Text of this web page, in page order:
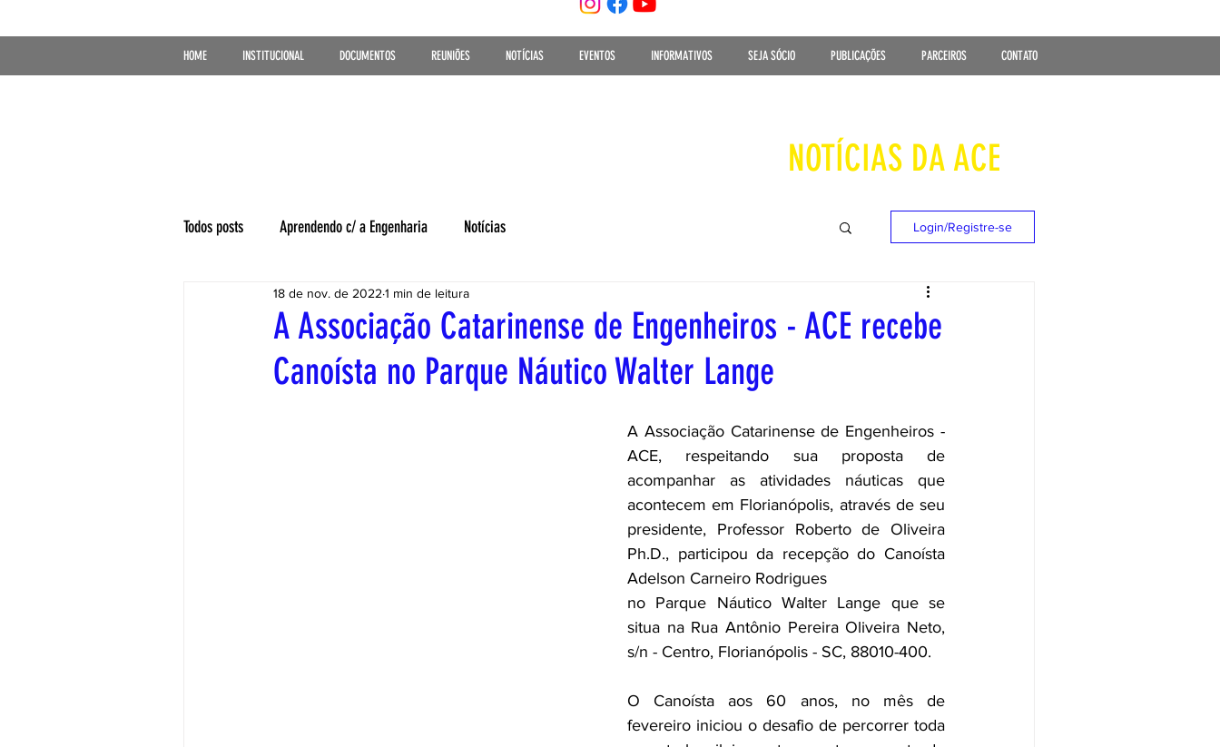
HOME INSTITUCIONAL DOCUMENTOS REUNIÕES NOTÍCIAS EVENTOS INFORMATIVOS SEJA SÓCIO PUBLICAÇÕES PARCEIROS CONTATO
NOTÍCIAS DA ACE
Todos posts Aprendendo c/ a Engenharia Notícias Login/Registre-se
A Associação Catarinense de Engenheiros - ACE recebe
Canoísta no Parque Náutico Walter Lange
18 de nov. de 2022 1 min de leitura
A Associação Catarinense de Engenheiros -
ACE, respeitando sua proposta de
acompanhar as atividades náuticas que
acontecem em Florianópolis, através de seu
presidente, Professor Roberto de Oliveira
Ph.D., participou da recepção do Canoísta
Adelson Carneiro Rodrigues
no Parque Náutico Walter Lange que se
situa na Rua Antônio Pereira Oliveira Neto,
s/n - Centro, Florianópolis - SC, 88010-400.
O Canoísta aos 60 anos, no mês de
fevereiro iniciou o desafio de percorrer toda